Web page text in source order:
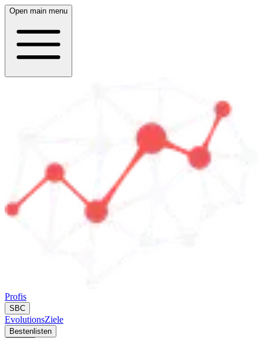
Open main menu
Profis
SBC
EvolutionsZiele
Bestenlisten